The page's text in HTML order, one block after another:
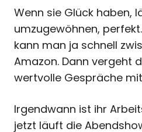
Wenn sie Glück haben,
umzugewöhnen,
kann man ja schnell
Amazon. Dann vergeht
wertvolle Gespräche
Irgendwann ist ihr
jetzt läuft die